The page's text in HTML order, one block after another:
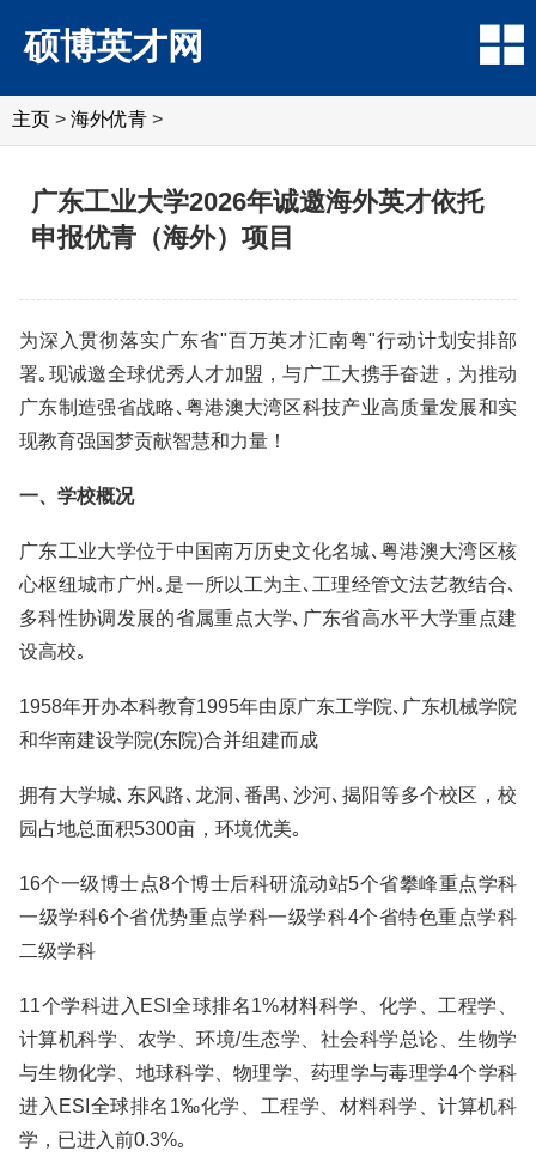
硕博英才网
主页 > 海外优青 >
广东工业大学2026年诚邀海外英才依托
申报优青（海外）项目
为深入贯彻落实广东省"百万英才汇南粤"行动计划安排部
署｡现诚邀全球优秀人才加盟，与广工大携手奋进，为推动
广东制造强省战略､粤港澳大湾区科技产业高质量发展和实
现教育强国梦贡献智慧和力量！
一、学校概况
广东工业大学位于中国南万历史文化名城､粤港澳大湾区核
心枢纽城市广州｡是一所以工为主､工理经管文法艺教结合､
多科性协调发展的省属重点大学､广东省高水平大学重点建
设高校｡
1958年开办本科教育1995年由原广东工学院､广东机械学院
和华南建设学院(东院)合并组建而成
拥有大学城､东风路､龙洞､番禺､沙河､揭阳等多个校区，校
园占地总面积5300亩，环境优美｡
16个一级博士点8个博士后科研流动站5个省攀峰重点学科
一级学科6个省优势重点学科一级学科4个省特色重点学科
二级学科
11个学科进入ESI全球排名1%材料科学、化学、工程学、
计算机科学、农学、环境/生态学、社会科学总论、生物学
与生物化学、地球科学、物理学、药理学与毒理学4个学科
进入ESI全球排名1‰化学、工程学、材料科学、计算机科
学，已进入前0.3%｡